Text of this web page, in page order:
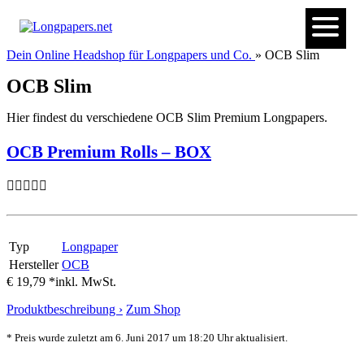
Dein Online Headshop für Longpapers und Co. » OCB Slim
OCB Slim
Hier findest du verschiedene OCB Slim Premium Longpapers.
OCB Premium Rolls – BOX
Typ
Longpaper
Hersteller OCB
€ 19,79 *inkl. MwSt.
Produktbeschreibung › Zum Shop
* Preis wurde zuletzt am 6. Juni 2017 um 18:20 Uhr aktualisiert.